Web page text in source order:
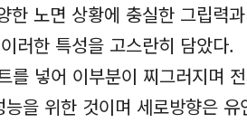
한 노면 상황에 충실한 그립력
러한 특성을 고스란히 담았다.
넣어 이부분이 찌그러지며
을 위한 것이며 세로방향은 유